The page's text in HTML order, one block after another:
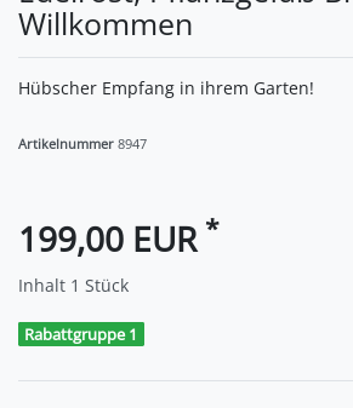
Willkommen
Hübscher Empfang in ihrem Garten!
Artikelnummer 8947
199,00 EUR *
Inhalt 1 Stück
Rabattgruppe 1